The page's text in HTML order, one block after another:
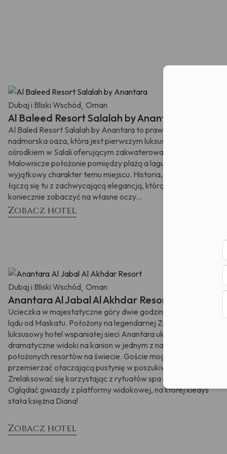
Dubaj i Bliski Wschód, Oman
Al Baleed Resort Salalah by Anantara
Al Baled Resort Salalah by Anantara to prawdziwa
nadmorska oaza, która jest pierwszym luksusowym
ośrodkiem w Salali oferującym zakwaterowanie w willach.
Malownicze położonie pomiędzy plażą a laguną nadaje
wyjątkowy charakter temu miejscu. Historia, kultura i natura
łączą się tu z zachwycającą elegancją, którą trzeba
koniecznie zobaczyć na własne oczy...
Zobacz hotel
Dubaj i Bliski Wschód, Oman
Anantara Al Jabal Al Akhdar Resort
Ucieczka w majestatyczne góry dwie godziny jazdy w głąb
lądu od Maskatu. Położony na legendarnej Zielonej Górze,
luksusowy hotel wspaniałej sieci Anantara ukazuje
dramatyczne widoki na kanion w jednym z najwyżej
położonych resortów na świecie. Goście mogą tu
przemierzać otaczającą pustynię w poszukiwaniu przygód.
Zrelaksować się korzystając z rytuałów spa i łaźni tureckiej.
Oglądać gwiazdy z platformy widokowej, na której kiedyś
stała księżna Diana!
Zobacz hotel